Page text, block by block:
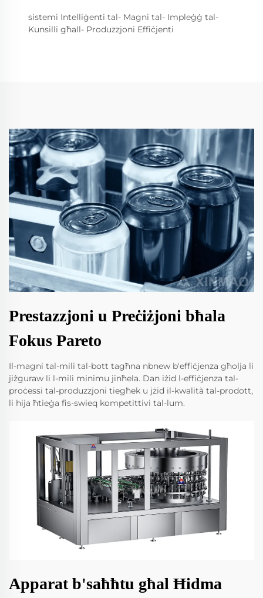
sistemi Intelliġenti tal- Magni tal- Impleġġ tal-
Kunsilli għall- Produzzjoni Effiċjenti
Prestazzjoni u Preċiżjoni bħala
Fokus Pareto
Il-magni tal-mili tal-bott tagħna nbnew b'effiċjenza għolja li
jiżguraw li l-mili minimu jinħela. Dan iżid l-effiċjenza tal-
proċessi tal-produzzjoni tiegħek u jżid il-kwalità tal-prodott,
li hija ħtieġa fis-swieq kompetittivi tal-lum.
Apparat b'saħħtu għal Ħidma